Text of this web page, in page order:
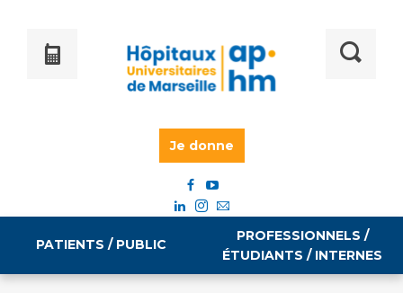
Je donne
PATIENTS / PUBLIC
PROFESSIONNELS /
ÉTUDIANTS / INTERNES